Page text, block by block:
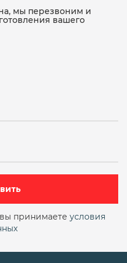
15нж13бк ду6
15нж40п
мы перезвоним и
вашего
принимаете условия